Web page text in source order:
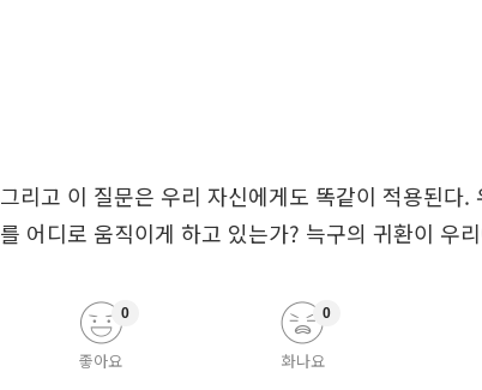
그리고 이 질문은 우리 자신에게도 똑같이 적용된다
를 어디로 움직이게 하고 있는가? 늑구의 귀환이 우
좋아요
0
화나요
0